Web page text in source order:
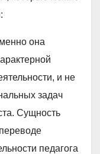
она
и не
задач
Сущность
педагога